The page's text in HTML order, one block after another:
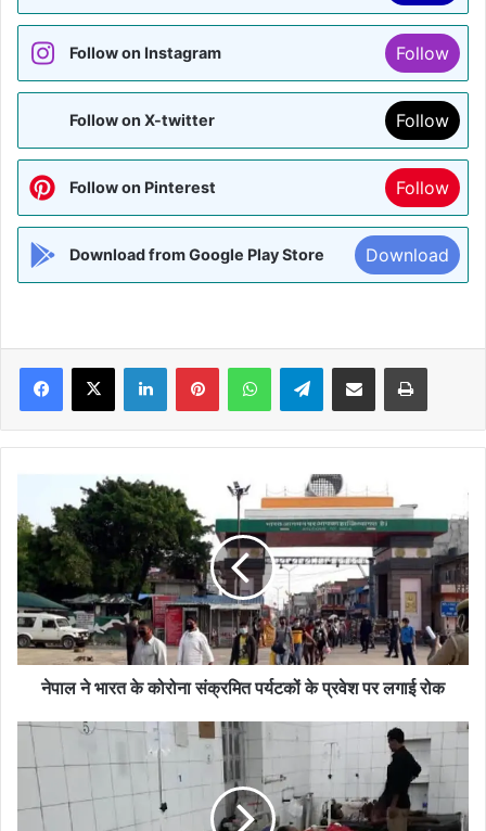
Follow on Instagram Follow
Follow on X-twitter Follow
Follow on Pinterest Follow
Download from Google Play Store Download
Facebook
X LinkedInPinterestWhatsAppTelegramShare via Email Print
भारत
के
कोरोना
संक्रमित
पर्यटकों
के
प्रवेश
रोक
नेपाल ने भारत के कोरोना संक्रमित पर्यटकों के प्रवेश पर लगाई रोक
BIHAR:-
रोहतास
समोसा